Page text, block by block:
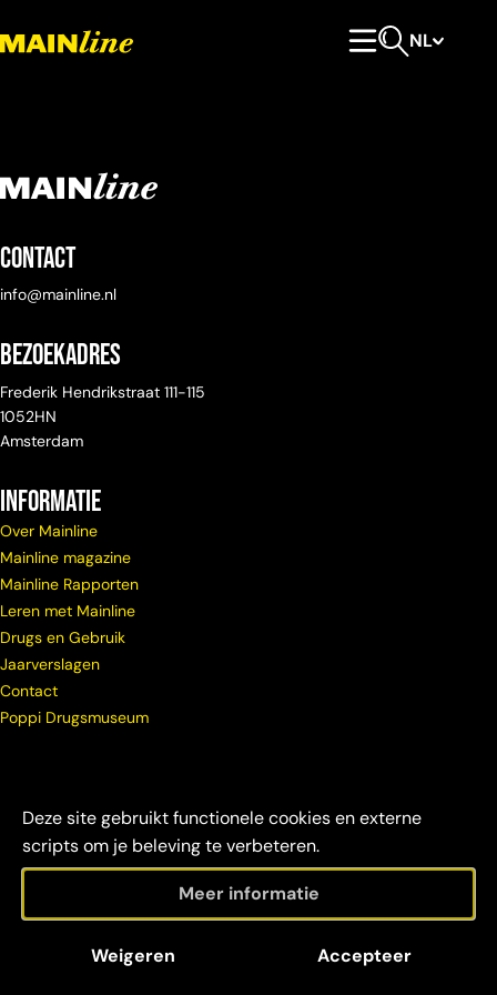
Deze site gebruikt functionele cookies en externe
scripts om je beleving te verbeteren.
Meer informatie
Weigeren Accepteer
NL
Contact
info@mainline.nl
Bezoekadres
Frederik Hendrikstraat 111-115
1052HN
Amsterdam
Informatie
Over Mainline
Mainline magazine
Mainline Rapporten
Leren met Mainline
Drugs en Gebruik
Jaarverslagen
Contact
Poppi Drugsmuseum
Mainline 2026
verantwoordelijkheid
credits